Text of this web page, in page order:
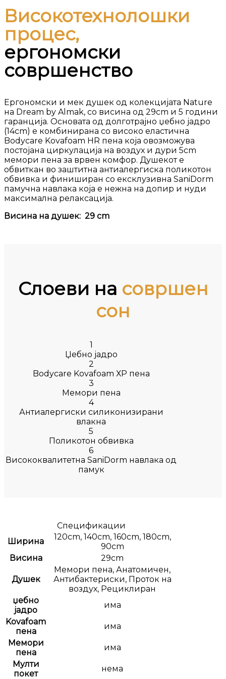
Високотехнолошки
процес,
ергономски
совршенство
Ергономски и мек душек од колекцијата Nature
на Dream by Almak, со висина од 29cm и 5 години
гаранција. Основата од долготрајно џебно јадро
(14cm) е комбинирана со високо еластична
Bodycare Kovafoam HR пена која овозможува
постојана циркулација на воздух и дури 5cm
мемори пена за врвен комфор. Душекот е
обвиткан во заштитна антиалергиска поликотон
обвивка и финиширан со ексклузивна SaniDorm
памучна навлака која е нежна на допир и нуди
максимална релаксација.
Висина на душек: 29 сm
Слоеви на совршен
сон
1
Џебно јадро
2
Bodycare Kovafoam ХР пена
3
Мемори пена
4
Антиалергиски силиконизирани
влакна
5
Поликотон обвивка
6
Висококвалитетна SaniDorm навлака од
памук
Спецификации
Ширина
120cm, 140cm, 160cm, 180cm,
90cm
Висина
29cm
Душек
Мемори пена, Анатомичен,
Антибактериски, Проток на
воздух, Рециклиран
џебно
јадро
има
Kovafoam
пена
има
Мемори
пена
има
Мулти
покет
нема